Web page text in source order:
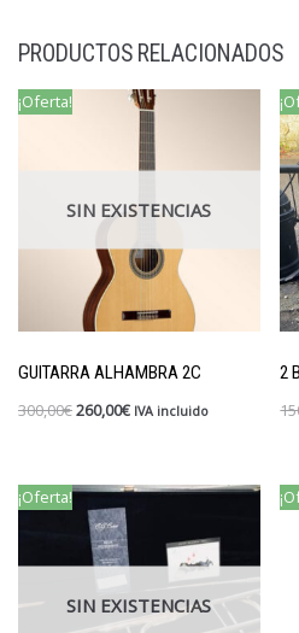
PRODUCTOS RELACIONADOS
SIN EXISTENCIAS
¡Oferta!
GUITARRA ALHAMBRA 2C
300,00€260,00€ IVA incluido
2
SIN EXISTENCIAS
¡Oferta!